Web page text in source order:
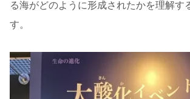
る海がどのように形成されたかを理解す
す。